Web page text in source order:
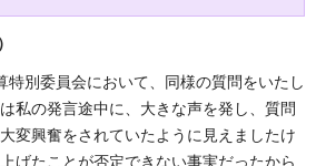
特別委員会において、同様の質問をいたし
私の発言途中に、大きな声を発し、質問
変興奮をされていたように見えましたけ
げたことが否定できない事実だったから